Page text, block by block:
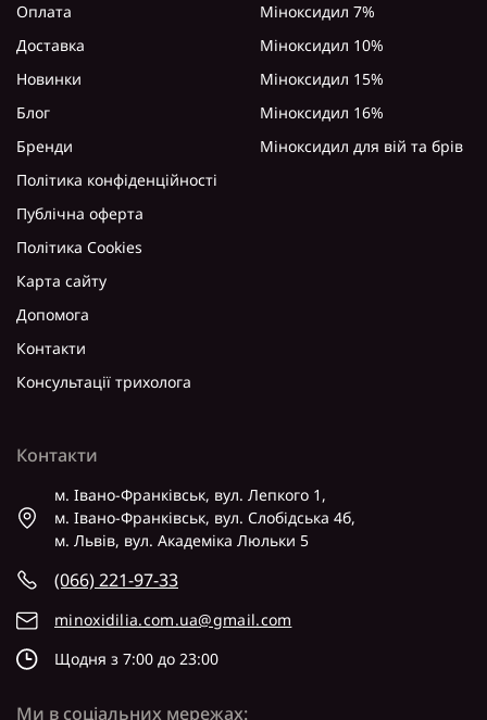
Оплата
Доставка
Новинки
Блог
Бренди
Політика конфіденційності
Публічна оферта
Політика Cookies
Карта сайту
Допомога
Контакти
Консультації трихолога
Міноксидил 7%
Міноксидил 10%
Міноксидил 15%
Міноксидил 16%
Міноксидил для вій та брів
Контакти
м. Івано-Франківськ, вул. Лепкого 1,
м. Івано-Франківськ, вул. Слобідська 4б,
м. Львів, вул. Академіка Люльки 5
(066) 221-97-33
minoxidilia.com.ua@gmail.com
Щодня з 7:00 до 23:00
Ми в соціальних мережах: